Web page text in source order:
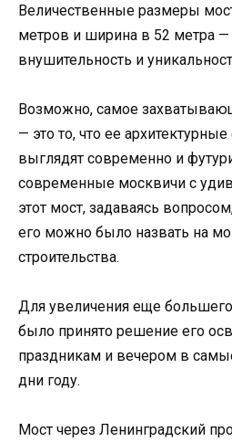
Величественные размеры
метров и ширина в 52 метра
внушительность и
Возможно, самое
— это то, что ее
выглядят современно и
современные москвичи с
этот мост, задаваясь
его можно было назвать на
строительства.
Для увеличения еще
было принято решение его
праздникам и вечером в
дни году.
Мост через Ленинградский